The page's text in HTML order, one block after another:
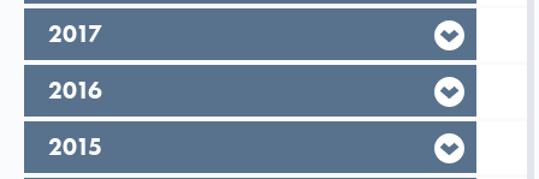
År,
2017
År,
2016
År,
2015